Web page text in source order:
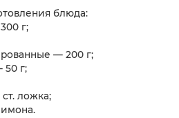
блюда:
г;
— 200 г;
50 г;
ложка;